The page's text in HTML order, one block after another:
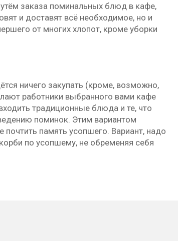
заказа поминальных блюд в кафе,
и доставят всё необходимое, но и
от многих хлопот, кроме уборки
ничего закупать (кроме, возможно,
работники выбранного вами кафе
традиционные блюда и те, что
поминок. Этим вариантом
память усопшего. Вариант, надо
по усопшему, не обременяя себя